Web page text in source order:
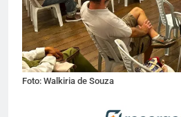
Foto: Walkiria de Souza